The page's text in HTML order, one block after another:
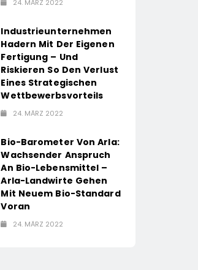
24. MÄRZ 2022
Industrieunternehmen
Hadern Mit Der Eigenen
Fertigung – Und
Riskieren So Den Verlust
Eines Strategischen
Wettbewerbsvorteils
24. MÄRZ 2022
Bio-Barometer Von Arla:
Wachsender Anspruch
An Bio-Lebensmittel –
Arla-Landwirte Gehen
Mit Neuem Bio-Standard
Voran
24. MÄRZ 2022